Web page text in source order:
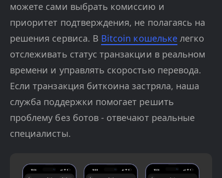
можете сами выбрать комиссию и
приоритет подтверждения, не полагаясь на
решения сервиса. В Bitcoin кошелькелегко
отслеживать статус транзакции в реальном
времени и управлять скоростью перевода.
Если транзакция биткоина застряла, наша
служба поддержки помогает решить
проблему без ботов - отвечают реальные
специалисты.